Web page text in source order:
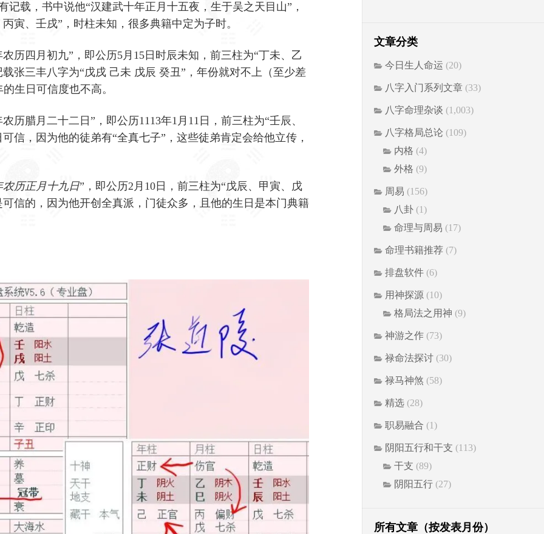
记载，书中说他“汉建武十年正月十五夜，生于吴之天目山”，
寅、壬戌”，时柱未知，很多典籍中定为子时。
历四月初九”，即公历5月15日时辰未知，前三柱为“丁未、乙
张三丰八字为“戊戌 己未 戊辰 癸丑”，年份就对不上（至少差
生日可信度也不高。
历腊月二十二日”，即公历1113年1月11日，前三柱为“壬辰、
信，因为他的徒弟有“全真七子”，这些徒弟肯定会给他立传，
农历正月十九日”，即公历2月10日，前三柱为“戊辰、甲寅、戊
信的，因为他开创全真派，门徒众多，且他的生日是本门典籍
文章分类
今日生人命运 (20)
八字入门系列文章 (33)
八字命理杂谈 (1,003)
八字格局总论 (109)
内格 (4)
外格 (9)
周易 (156)
八卦 (1)
命理与周易 (17)
命理书籍推荐 (7)
排盘软件 (6)
用神探源 (10)
格局法之用神 (9)
神游之作 (73)
禄命法探讨 (30)
禄马神煞 (58)
精选 (28)
职易融合 (1)
阴阳五行和干支 (113)
干支 (89)
阴阳五行 (27)
所有文章（按发表月份）